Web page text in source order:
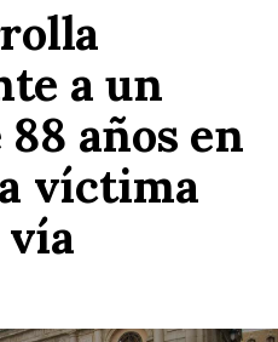
a un
años en
víctima